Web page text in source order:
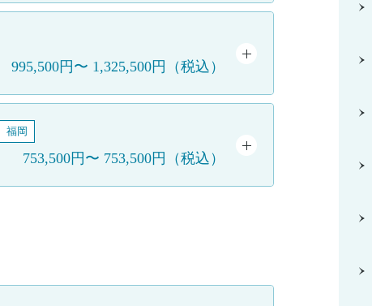
995,500円 〜 1,325,500円 （税込）
福岡
753,500円 〜 753,500円 （税込）